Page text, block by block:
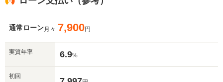
通常ローン月々 7,900円
実質年率 6.9%
初回